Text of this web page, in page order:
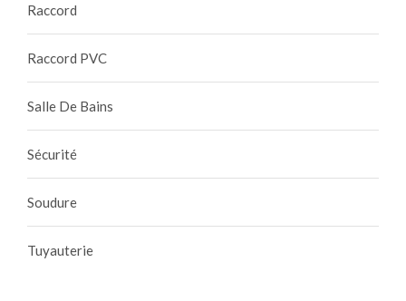
Raccord
Raccord PVC
Salle De Bains
Sécurité
Soudure
Tuyauterie